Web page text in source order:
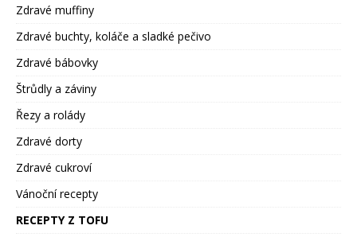
Zdravé muffiny
Zdravé buchty, koláče a sladké pečivo
Zdravé bábovky
Štrůdly a záviny
Řezy a rolády
Zdravé dorty
Zdravé cukroví
Vánoční recepty
RECEPTY Z TOFU